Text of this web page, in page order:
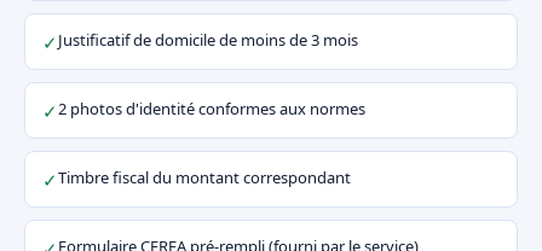
✓Justificatif de domicile de moins de 3 mois
✓2 photos d'identité conformes aux normes
✓Timbre fiscal du montant correspondant
Formulaire CERFA pré-rempli (fourni par le service)